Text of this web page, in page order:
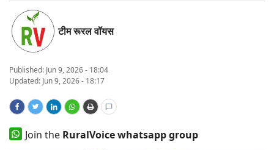
Magazine
States
Events
Agribusiness
टीम रूरल वॉयस
Published: Jun 9, 2026 - 18:04
Updated: Jun 9, 2026 - 18:17
Join the RuralVoice whatsapp group